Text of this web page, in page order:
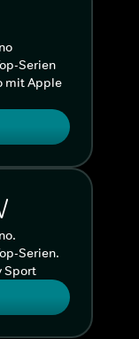
Serien
mit Apple
Serien.
Sport